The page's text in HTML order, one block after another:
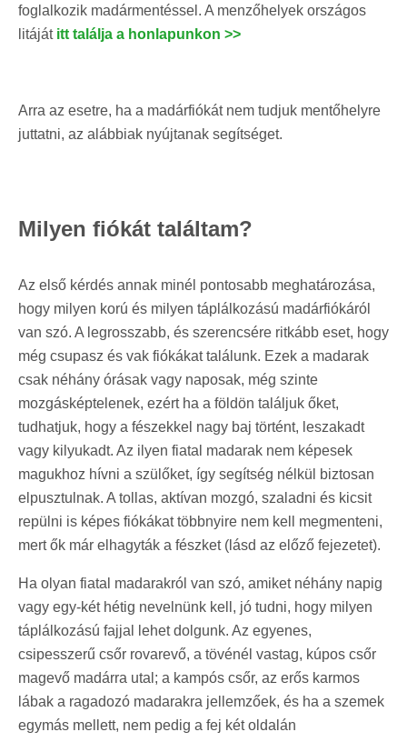
foglalkozik madármentéssel. A menzőhelyek országos
litáját itt találja a honlapunkon >>
Arra az esetre, ha a madárfiókát nem tudjuk mentőhelyre
juttatni, az alábbiak nyújtanak segítséget.
Milyen fiókát találtam?
Az első kérdés annak minél pontosabb meghatározása,
hogy milyen korú és milyen táplálkozású madárfiókáról
van szó. A legrosszabb, és szerencsére ritkább eset, hogy
még csupasz és vak fiókákat találunk. Ezek a madarak
csak néhány órásak vagy naposak, még szinte
mozgásképtelenek, ezért ha a földön találjuk őket,
tudhatjuk, hogy a fészekkel nagy baj történt, leszakadt
vagy kilyukadt. Az ilyen fiatal madarak nem képesek
magukhoz hívni a szülőket, így segítség nélkül biztosan
elpusztulnak. A tollas, aktívan mozgó, szaladni és kicsit
repülni is képes fiókákat többnyire nem kell megmenteni,
mert ők már elhagyták a fészket (lásd az előző fejezetet).
Ha olyan fiatal madarakról van szó, amiket néhány napig
vagy egy-két hétig nevelnünk kell, jó tudni, hogy milyen
táplálkozású fajjal lehet dolgunk. Az egyenes,
csipesszerű csőr rovarevő, a tövénél vastag, kúpos csőr
magevő madárra utal; a kampós csőr, az erős karmos
lábak a ragadozó madarakra jellemzőek, és ha a szemek
egymás mellett, nem pedig a fej két oldalán